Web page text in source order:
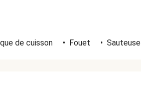
de cuisson • Fouet • Sauteuse